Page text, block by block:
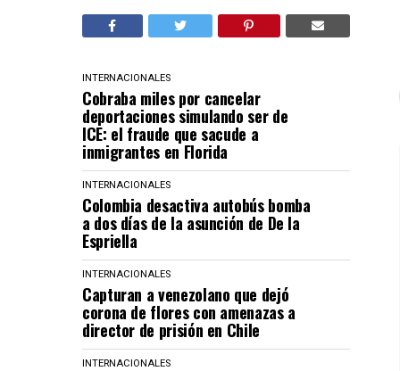
INTERNACIONALES
Cobraba miles por cancelar
deportaciones simulando ser de
ICE: el fraude que sacude a
inmigrantes en Florida
INTERNACIONALES
Colombia desactiva autobús bomba
a dos días de la asunción de De la
Espriella
INTERNACIONALES
Capturan a venezolano que dejó
corona de flores con amenazas a
director de prisión en Chile
INTERNACIONALES